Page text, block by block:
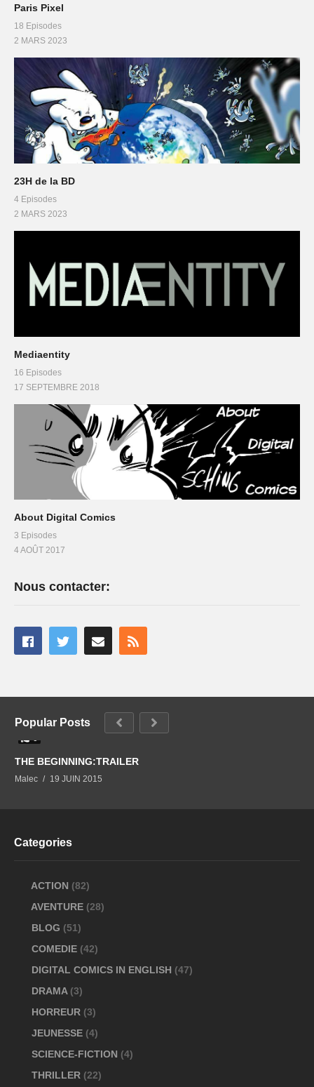
Paris Pixel
18 Episodes
2 MARS 2023
23H de la BD
4 Episodes
2 MARS 2023
Mediaentity
16 Episodes
17 SEPTEMBRE 2018
About Digital Comics
3 Episodes
4 AOÛT 2017
Nous contacter:
Popular Posts
0
THE BEGINNING:TRAILER
Malec 19 JUIN 2015
Categories
ACTION (82)
AVENTURE (28)
BLOG (51)
COMEDIE (42)
DIGITAL COMICS IN ENGLISH (47)
DRAMA (3)
HORREUR (3)
JEUNESSE (4)
SCIENCE-FICTION (4)
THRILLER (22)